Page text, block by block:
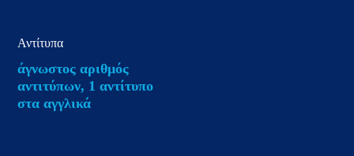
Αντίτυπα
άγνωστος αριθμός
αντιτύπων, 1 αντίτυπο
στα αγγλικά